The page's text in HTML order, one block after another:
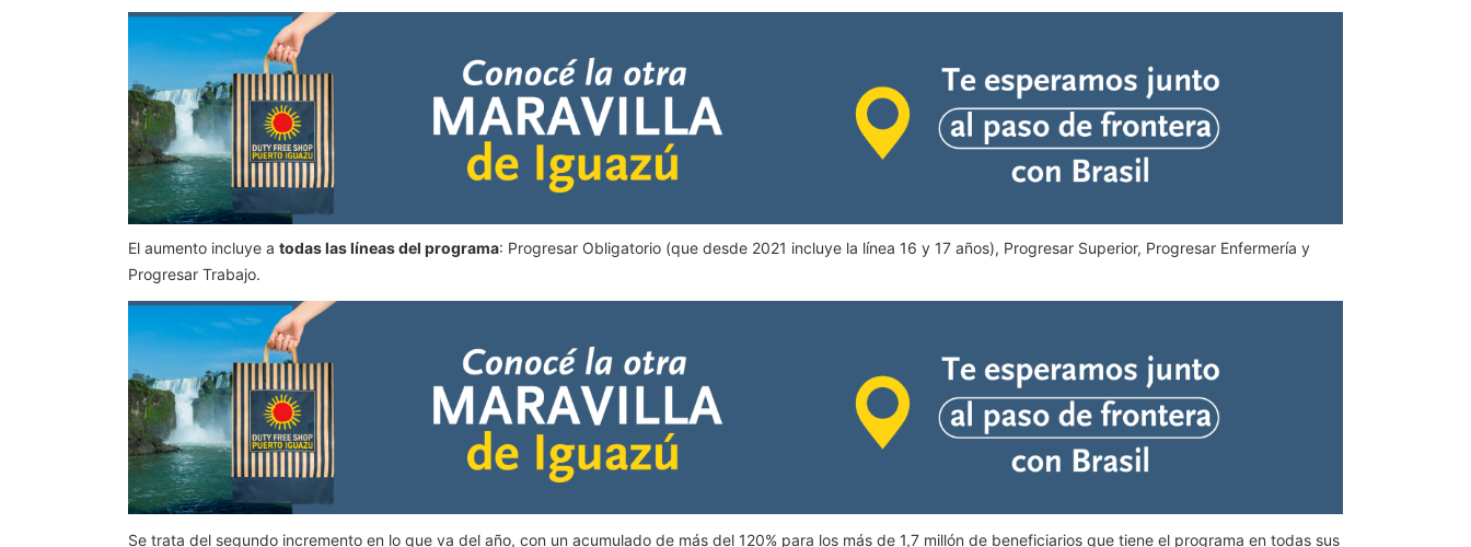
El aumento incluye a todas las líneas del programa: Progresar Obligatorio (que desde 2021 incluye la línea 16 y 17 años), Progresar Superior, Progresar Enfermería y
Progresar Trabajo.
Se trata del segundo incremento en lo que va del año, con un acumulado de más del 120% para los más de 1,7 millón de beneficiarios que tiene el programa en todas sus